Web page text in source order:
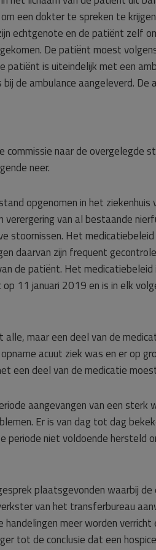
een dokter te spreken te
echtgenote en de patiënt zelf
De patiënt moest
patiënt is uiteindelijk met een
de ambulance aangeleverd. De
naar de overgelegde
neer.
opgenomen in het ziekenhuis
van al bestaande
stoornissen. Het
daarvan zijn frequent
de patiënt. Het
11 januari 2019 en is in elk
maar een deel van de
acuut ziek was en er op
een deel van de medicatie
aangevangen van een sterk
Er is van dag tot dag
niet voldoende hersteld
plaatsgevonden waarbij
van het transferbureau
meer worden verricht
tot de conclusie dat een